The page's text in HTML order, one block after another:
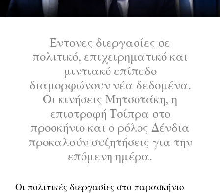
Έντονες διεργασίες σε
πολιτικό, επιχειρηματικό και
μιντιακό επίπεδο
διαμορφώνουν νέα δεδομένα.
Οι κινήσεις Μητσοτάκη, η
επιστροφή Τσίπρα στο
προσκήνιο και ο ρόλος Δένδια
προκαλούν συζητήσεις για την
επόμενη ημέρα.
Οι πολιτικές διεργασίες στο παρασκήνιο